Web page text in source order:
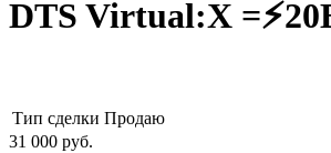
DTS Virtual:X
Тип сделки Продаю
31 000 руб.